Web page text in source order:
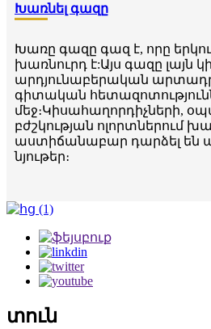
Խառնել գազը
Խառը գազը գազ է, որը
խառնուրդ է:Այս գազը լայն
արդյունաբերական
գիտական
մեջ։Կիսահաղորդիչների,
բժշկության ոլորտներում
աստիճանաբար դարձել են
նյութեր։
տուն